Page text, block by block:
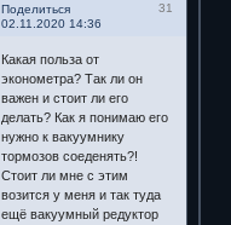
Поделиться
31
02.11.2020 14:36
Какая польза от
эконометра? Так ли он
важен и стоит ли его
делать? Как я понимаю его
нужно к вакуумнику
тормозов соеденять?!
Стоит ли мне с этим
возится у меня и так туда
ещё вакуумный редуктор